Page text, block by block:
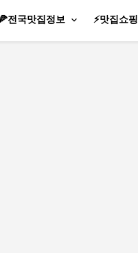
전국맛집정보 ⚡맛집쇼핑